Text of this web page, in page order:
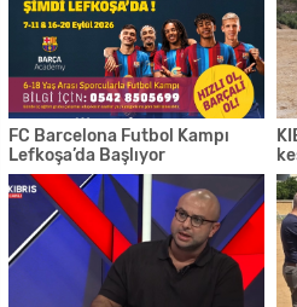
FC Barcelona Futbol Kampı
Lefkoşa’da Başlıyor